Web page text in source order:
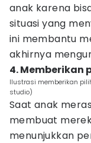
anak karena
situasi yang
ini membantu
akhirnya
4. Memberikan
Ilustrasi memberikan
studio)
Saat anak
membuat
menunjukkan